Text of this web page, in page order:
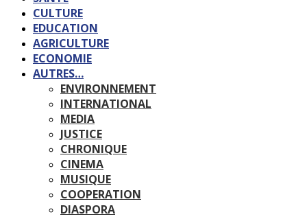
CULTURE
EDUCATION
AGRICULTURE
ECONOMIE
AUTRES…
ENVIRONNEMENT
INTERNATIONAL
MEDIA
JUSTICE
CHRONIQUE
CINEMA
MUSIQUE
COOPERATION
DIASPORA